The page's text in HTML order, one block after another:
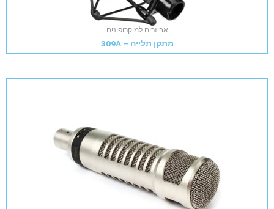
אביזרים למיקרופונים
מתקן תלייה – 309A